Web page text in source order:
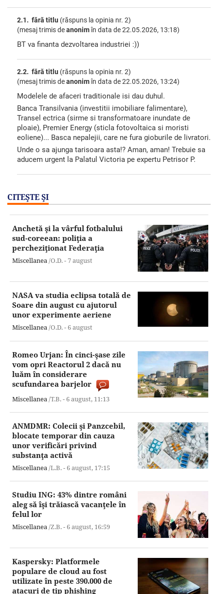
2.1. fără titlu (răspuns la opinia nr. 2)
(mesaj trimis deanonimîn data de22.05.2026, 13:18)
BT va finanta dezvoltarea industriei :))
2.2. fără titlu (răspuns la opinia nr. 2)
(mesaj trimis deanonimîn data de22.05.2026, 13:24)
Modelele de afaceri traditionale isi dau duhul.
Banca Transilvania (investitii imobiliare falimentare),
Transel ectrica (sirme si transformatoare inundate de
ploaie), Premier Energy (sticla fotovoltaica si moristi
eoliene)... Basca nepalejii, care ne fura gioburile de livratori.
Unde o sa ajunga tarisoara asta!? Aman, aman! Trebuie sa
aducem urgent la Palatul Victoria pe expertu Petrisor P.
CITEŞTE ŞI
Anchetă şi la vârful fotbalului
sud-coreean: poliţia a
percheziţionat Federaţia
Miscellanea /O.D. -7 august
NASA va studia eclipsa totală de
Soare din august cu ajutorul
unor experimente aeriene
Miscellanea/O.D. -6 august
Romeo Urjan: În cinci-şase zile
vom opri Reactorul 2 dacă nu
luăm în considerare
scufundarea barjelor
Miscellanea /T.B. -6 august, 11:13
ANMDMR: Colecii şi Panzcebil,
blocate temporar din cauza
unor verificări privind
substanţa activă
Miscellanea /L.B. -6 august, 17:15
Studiu ING: 43% dintre români
aleg să îşi trăiască vacanţele în
felul lor
Miscellanea /Z.B. -6 august, 16:59
Kaspersky: Platformele
populare de cloud au fost
utilizate în peste 390.000 de
atacuri de tip phishing